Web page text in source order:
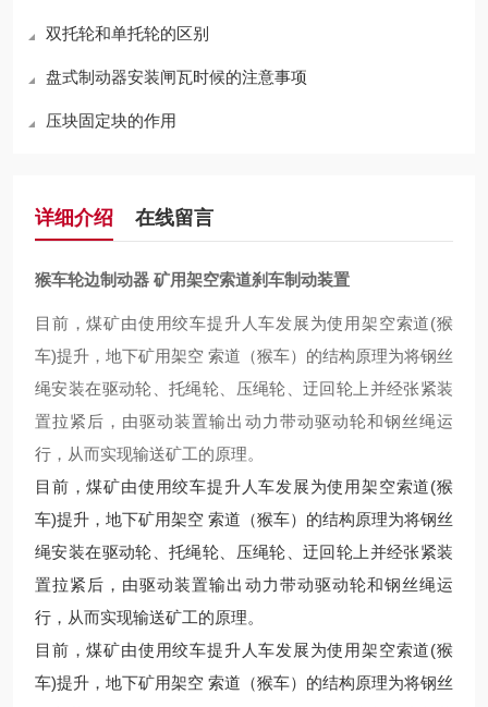
双托轮和单托轮的区别
盘式制动器安装闸瓦时候的注意事项
压块固定块的作用
详细介绍 在线留言
猴车轮边制动器 矿用架空索道刹车制动装置
目前，煤矿由使用绞车提升人车发展为使用架空索道(猴
车)提升，地下矿用架空 索道（猴车）的结构原理为将钢丝
绳安装在驱动轮、托绳轮、压绳轮、迂回轮上并经张紧装
置拉紧后，由驱动装置输出动力带动驱动轮和钢丝绳运
行，从而实现输送矿工的原理。
目前，煤矿由使用绞车提升人车发展为使用架空索道(猴
车)提升，地下矿用架空 索道（猴车）的结构原理为将钢丝
绳安装在驱动轮、托绳轮、压绳轮、迂回轮上并经张紧装
置拉紧后，由驱动装置输出动力带动驱动轮和钢丝绳运
行，从而实现输送矿工的原理。
目前，煤矿由使用绞车提升人车发展为使用架空索道(猴
车)提升，地下矿用架空 索道（猴车）的结构原理为将钢丝